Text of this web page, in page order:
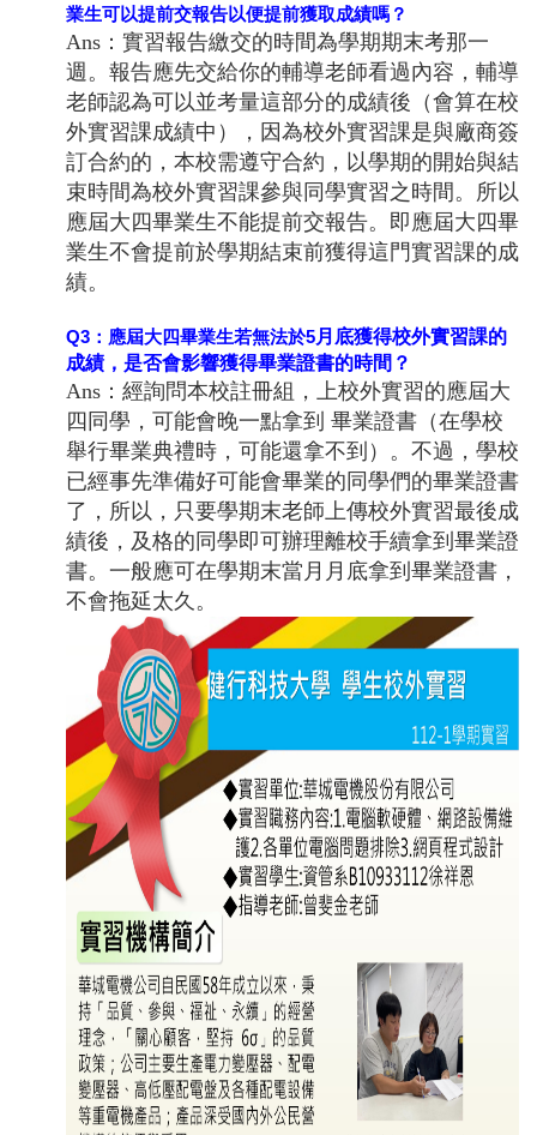
業生可以提前交報告以便提前獲取成績嗎？
Ans：實習報告繳交的時間為學期期末考那一
週。報告應先交給你的輔導老師看過內容，輔導
老師認為可以並考量這部分的成績後（會算在校
外實習課成績中），因為校外實習課是與廠商簽
訂合約的，本校需遵守合約，以學期的開始與結
束時間為校外實習課參與同學實習之時間。所以
應屆大四畢業生不能提前交報告。即應屆大四畢
業生不會提前於學期結束前獲得這門實習課的成
績。
Q3 ：應屆大四畢業生若無法於5月底獲得校外實習課的
成績，是否會影響獲得畢業證書的時間？
Ans：經詢問本校註冊組，上校外實習的應屆大
四同學，可能會晚一點拿到 畢業證書（在學校
舉行畢業典禮時，可能還拿不到）。不過，學校
已經事先準備好可能會畢業的同學們的畢業證書
了，所以，只要學期末老師上傳校外實習最後成
績後，及格的同學即可辦理離校手續拿到畢業證
書。一般應可在學期末當月月底拿到畢業證書，
不會拖延太久。